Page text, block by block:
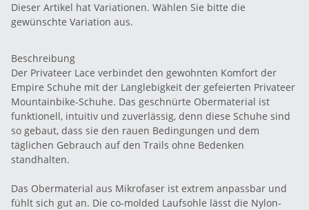
Dieser Artikel hat Variationen. Wählen Sie bitte die
gewünschte Variation aus.
Beschreibung
Der Privateer Lace verbindet den gewohnten Komfort der
Empire Schuhe mit der Langlebigkeit der gefeierten Privateer
Mountainbike-Schuhe. Das geschnürte Obermaterial ist
funktionell, intuitiv und zuverlässig, denn diese Schuhe sind
so gebaut, dass sie den rauen Bedingungen und dem
täglichen Gebrauch auf den Trails ohne Bedenken
standhalten.
Das Obermaterial aus Mikrofaser ist extrem anpassbar und
fühlt sich gut an. Die co-molded Laufsohle lässt die Nylon-